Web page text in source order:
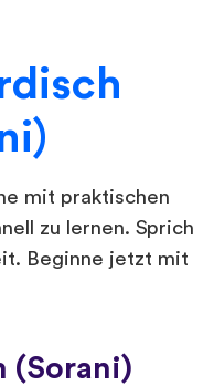
mit praktischen
zu lernen. Sprich
Beginne jetzt mit
(Sorani)